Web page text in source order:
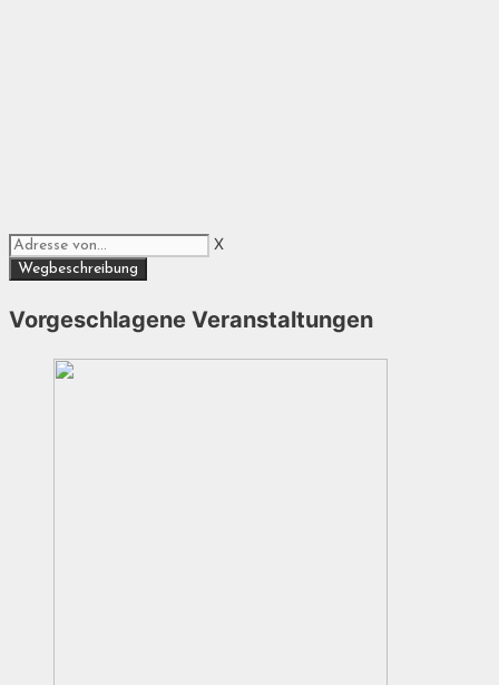
X
Vorgeschlagene Veranstaltungen